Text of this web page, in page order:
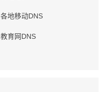
各地移动DNS
教育网DNS